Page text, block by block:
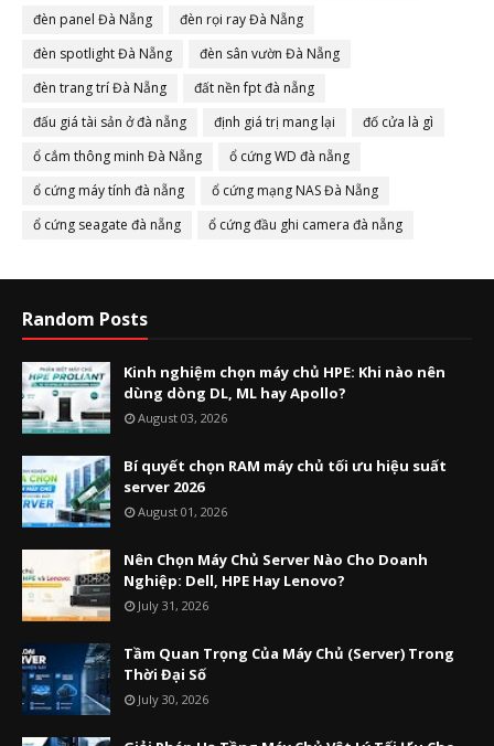
đèn panel Đà Nẵng
đèn rọi ray Đà Nẵng
đèn spotlight Đà Nẵng
đèn sân vườn Đà Nẵng
đèn trang trí Đà Nẵng
đất nền fpt đà nẵng
đấu giá tài sản ở đà nẵng
định giá trị mang lại
đố cửa là gì
ổ cắm thông minh Đà Nẵng
ổ cứng WD đà nẵng
ổ cứng máy tính đà nẵng
ổ cứng mạng NAS Đà Nẵng
ổ cứng seagate đà nẵng
ổ cứng đầu ghi camera đà nẵng
Random Posts
Kinh nghiệm chọn máy chủ HPE: Khi nào nên
dùng dòng DL, ML hay Apollo?
August 03, 2026
Bí quyết chọn RAM máy chủ tối ưu hiệu suất
server 2026
August 01, 2026
Nên Chọn Máy Chủ Server Nào Cho Doanh
Nghiệp: Dell, HPE Hay Lenovo?
July 31, 2026
Tầm Quan Trọng Của Máy Chủ (Server) Trong
Thời Đại Số
July 30, 2026